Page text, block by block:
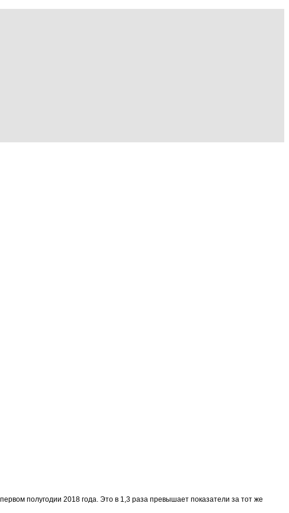
полугодии 2018 года. Это в 1,3 раза превышает показатели за тот же